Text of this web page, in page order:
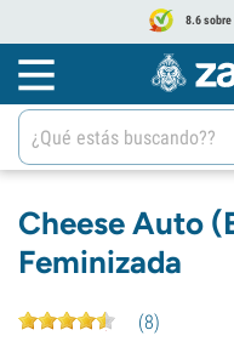
8.6
Cheese Auto
Feminizada
(8)